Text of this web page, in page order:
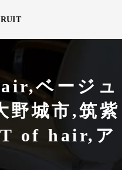
ベージュ
野城市,筑紫
of hair,ア